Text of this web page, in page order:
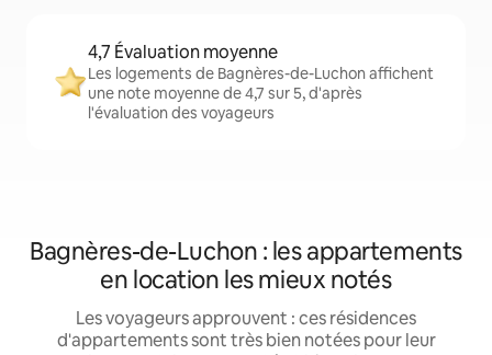
4,7 Évaluation moyenne
Les logements de Bagnères-de-Luchon affichent
une note moyenne de 4,7 sur 5, d'après
l'évaluation des voyageurs
Bagnères-de-Luchon : les appartements
en location les mieux notés
Les voyageurs approuvent : ces résidences
d'appartements sont très bien notées pour leur